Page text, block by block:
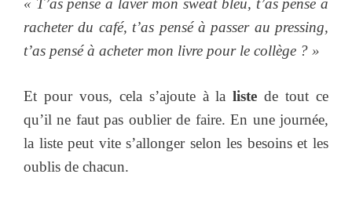
« T’as pensé à laver mon sweat bleu, t’as pensé à
racheter du café, t’as pensé à passer au pressing,
t’as pensé à acheter mon livre pour le collège ? »
Et pour vous, cela s’ajoute à lalistede tout ce
qu’il ne faut pas oublier de faire. En une journée,
la liste peut vite s’allonger selon les besoins et les
oublis de chacun.